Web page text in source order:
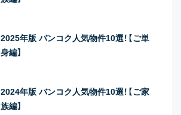
2025年版 バンコク人気物件10選！【ご単
身編】
2024年版 バンコク人気物件10選！【ご家
族編】